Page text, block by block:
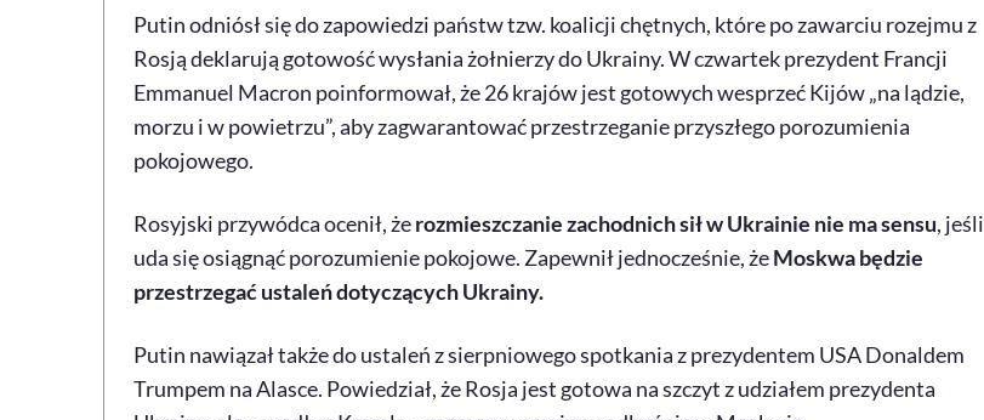
Putin odniósł się do zapowiedzi państw tzw. koalicji chętnych, które po zawarciu rozejmu z
Rosją deklarują gotowość wysłania żołnierzy do Ukrainy. W czwartek prezydent Francji
Emmanuel Macron poinformował, że 26 krajów jest gotowych wesprzeć Kijów „na lądzie,
morzu i w powietrzu”, aby zagwarantować przestrzeganie przyszłego porozumienia
pokojowego.
Rosyjski przywódca ocenił, żerozmieszczanie zachodnich sił w Ukrainie nie ma sensu, jeśli
uda się osiągnąć porozumienie pokojowe. Zapewnił jednocześnie, żeMoskwa będzie
przestrzegać ustaleń dotyczących Ukrainy.
Putin nawiązał także do ustaleń z sierpniowego spotkania z prezydentem USA Donaldem
Trumpem na Alasce. Powiedział, że Rosja jest gotowa na szczyt z udziałem prezydenta